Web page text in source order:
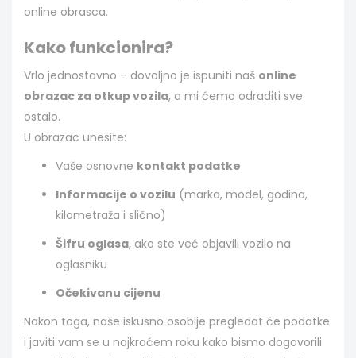
online obrasca.
Kako funkcionira?
Vrlo jednostavno – dovoljno je ispuniti naš online
obrazac za otkup vozila, a mi ćemo odraditi sve
ostalo.
U obrazac unesite:
Vaše osnovne kontakt podatke
Informacije o vozilu (marka, model, godina,
kilometraža i slično)
Šifru oglasa, ako ste već objavili vozilo na
oglasniku
Očekivanu cijenu
Nakon toga, naše iskusno osoblje pregledat će podatke
i javiti vam se u najkraćem roku kako bismo dogovorili